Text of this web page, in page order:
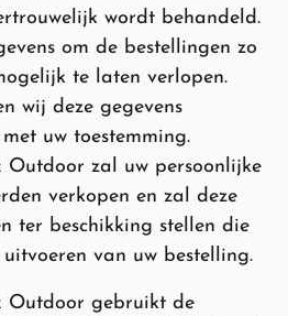
wordt behandeld.
om de bestellingen zo
te laten verlopen.
wij deze gegevens
uw toestemming.
Outdoor zal uw persoonlijke
verkopen en zal deze
ter beschikking stellen die
van uw bestelling.
Outdoor gebruikt de